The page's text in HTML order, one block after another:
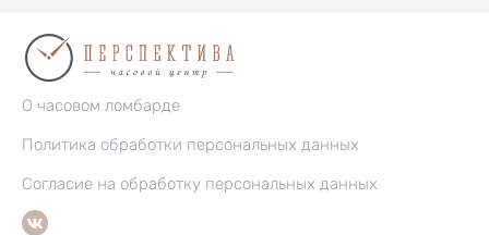
О часовом ломбарде
Политика обработки персональных данных
Согласие на обработку персональных данных